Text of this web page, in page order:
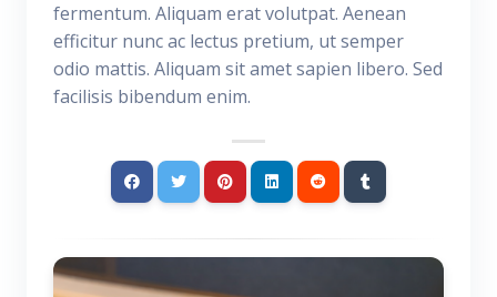
fermentum. Aliquam erat volutpat. Aenean
efficitur nunc ac lectus pretium, ut semper
odio mattis. Aliquam sit amet sapien libero. Sed
facilisis bibendum enim.